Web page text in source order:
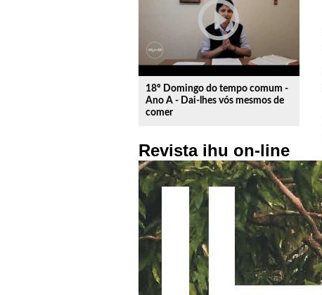
play_circle_outline
18º Domingo do tempo comum -
Ano A - Dai-lhes vós mesmos de
comer
Revista ihu on-line